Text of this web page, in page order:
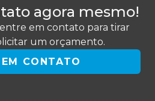
agora mesmo!
em contato para tirar
um orçamento.
CONTATO